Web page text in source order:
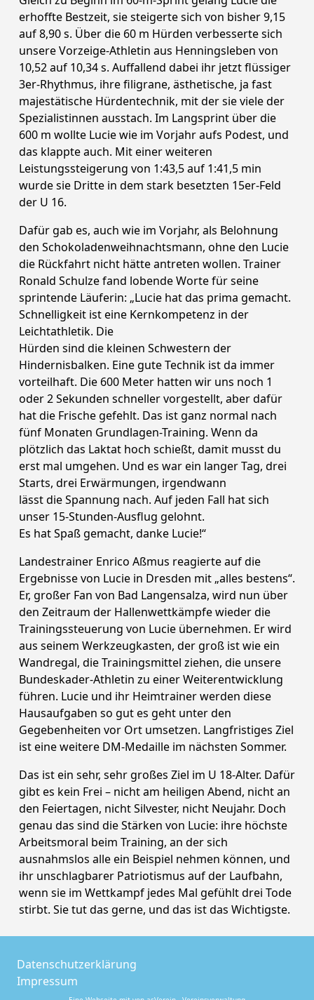
erhoffte Bestzeit, sie steigerte sich von bisher 9,15
auf 8,90 s. Über die 60 m Hürden verbesserte sich
unsere Vorzeige-Athletin aus Henningsleben von
10,52 auf 10,34 s. Auffallend dabei ihr jetzt flüssiger
3er-Rhythmus, ihre filigrane, ästhetische, ja fast
majestätische Hürdentechnik, mit der sie viele der
Spezialistinnen ausstach. Im Langsprint über die
600 m wollte Lucie wie im Vorjahr aufs Podest, und
das klappte auch. Mit einer weiteren
Leistungssteigerung von 1:43,5 auf 1:41,5 min
wurde sie Dritte in dem stark besetzten 15er-Feld
der U 16.
Dafür gab es, auch wie im Vorjahr, als Belohnung
den Schokoladenweihnachtsmann, ohne den Lucie
die Rückfahrt nicht hätte antreten wollen. Trainer
Ronald Schulze fand lobende Worte für seine
sprintende Läuferin: „Lucie hat das prima gemacht.
Schnelligkeit ist eine Kernkompetenz in der
Leichtathletik. Die
Hürden sind die kleinen Schwestern der
Hindernisbalken. Eine gute Technik ist da immer
vorteilhaft. Die 600 Meter hatten wir uns noch 1
oder 2 Sekunden schneller vorgestellt, aber dafür
hat die Frische gefehlt. Das ist ganz normal nach
fünf Monaten Grundlagen-Training. Wenn da
plötzlich das Laktat hoch schießt, damit musst du
erst mal umgehen. Und es war ein langer Tag, drei
Starts, drei Erwärmungen, irgendwann
lässt die Spannung nach. Auf jeden Fall hat sich
unser 15-Stunden-Ausflug gelohnt.
Es hat Spaß gemacht, danke Lucie!“
Landestrainer Enrico Aßmus reagierte auf die
Ergebnisse von Lucie in Dresden mit „alles bestens“.
Er, großer Fan von Bad Langensalza, wird nun über
den Zeitraum der Hallenwettkämpfe wieder die
Trainingssteuerung von Lucie übernehmen. Er wird
aus seinem Werkzeugkasten, der groß ist wie ein
Wandregal, die Trainingsmittel ziehen, die unsere
Bundeskader-Athletin zu einer Weiterentwicklung
führen. Lucie und ihr Heimtrainer werden diese
Hausaufgaben so gut es geht unter den
Gegebenheiten vor Ort umsetzen. Langfristiges Ziel
ist eine weitere DM-Medaille im nächsten Sommer.
Das ist ein sehr, sehr großes Ziel im U 18-Alter. Dafür
gibt es kein Frei – nicht am heiligen Abend, nicht an
den Feiertagen, nicht Silvester, nicht Neujahr. Doch
genau das sind die Stärken von Lucie: ihre höchste
Arbeitsmoral beim Training, an der sich
ausnahmslos alle ein Beispiel nehmen können, und
ihr unschlagbarer Patriotismus auf der Laufbahn,
wenn sie im Wettkampf jedes Mal gefühlt drei Tode
stirbt. Sie tut das gerne, und das ist das Wichtigste.
Datenschutzerklärung
Impressum